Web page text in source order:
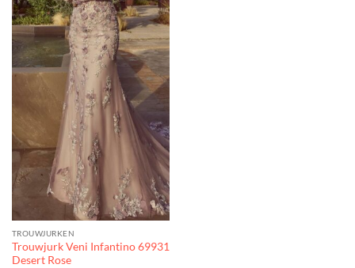
TROUWJURKEN
Trouwjurk Veni Infantino 69931
Desert Rose